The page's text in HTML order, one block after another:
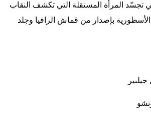
المرأة المستقلة التي تكشف النقاب
بإصدار من قماش الرافيا وجلد